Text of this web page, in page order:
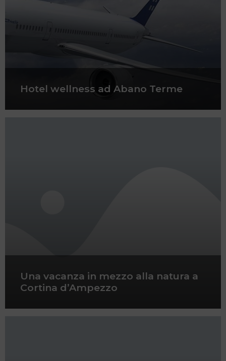
Hotel wellness ad Abano Terme
Una vacanza in mezzo alla natura a
Cortina d’Ampezzo